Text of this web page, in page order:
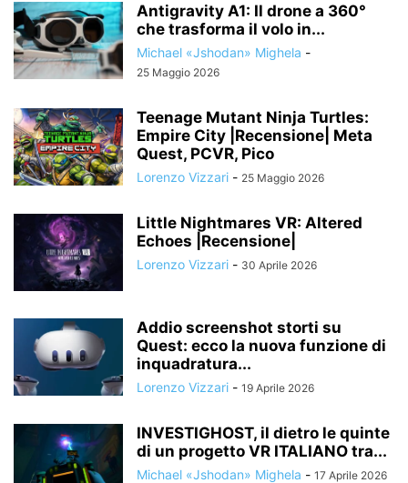
Antigravity A1: Il drone a 360°
che trasforma il volo in...
Michael «Jshodan» Mighela -
25 Maggio 2026
Teenage Mutant Ninja Turtles:
Empire City |Recensione| Meta
Quest, PCVR, Pico
Lorenzo Vizzari - 25 Maggio 2026
Little Nightmares VR: Altered
Echoes |Recensione|
Lorenzo Vizzari - 30 Aprile 2026
Addio screenshot storti su
Quest: ecco la nuova funzione di
inquadratura...
Lorenzo Vizzari - 19 Aprile 2026
INVESTIGHOST, il dietro le quinte
di un progetto VR ITALIANO tra...
Michael «Jshodan» Mighela - 17 Aprile 2026